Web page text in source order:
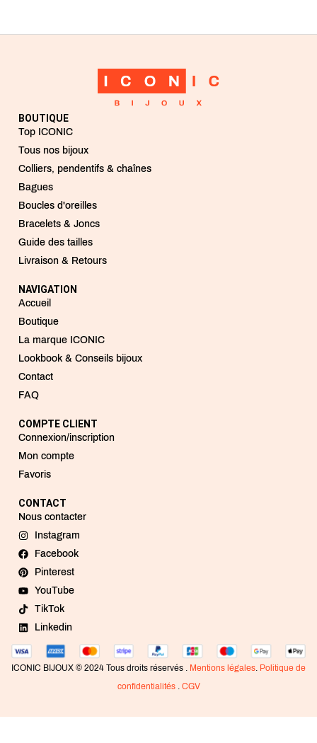
BOUTIQUE
Top ICONIC
Tous nos bijoux
Colliers, pendentifs & chaînes
Bagues
Boucles d'oreilles
Bracelets & Joncs
Guide des tailles
Livraison & Retours
NAVIGATION
Accueil
Boutique
La marque ICONIC
Lookbook & Conseils bijoux
Contact
FAQ
COMPTE CLIENT
Connexion/inscription
Mon compte
Favoris
CONTACT
Nous contacter
Instagram
Facebook
Pinterest
YouTube
TikTok
Linkedin
ICONIC BIJOUX © 2024 Tous droits réservés . Mentions légales. Politique de
confidentialités. CGV